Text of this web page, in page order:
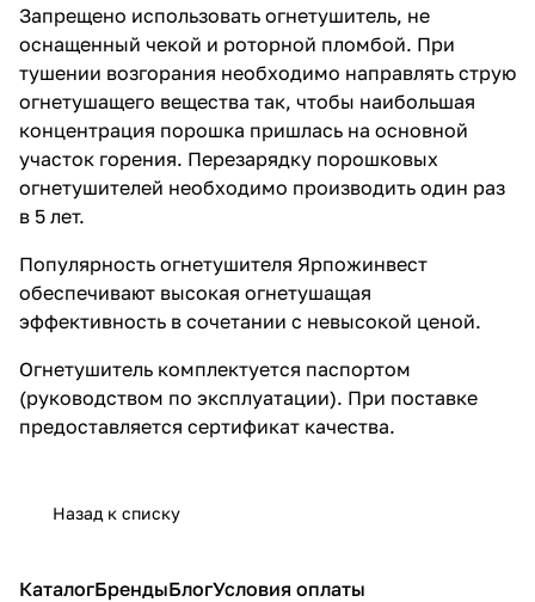
Запрещено использовать огнетушитель, не
оснащенный чекой и роторной пломбой. При
тушении возгорания необходимо направлять струю
огнетушащего вещества так, чтобы наибольшая
концентрация порошка пришлась на основной
участок горения. Перезарядку порошковых
огнетушителей необходимо производить один раз
в 5 лет.
Популярность огнетушителя Ярпожинвест
обеспечивают высокая огнетушащая
эффективность в сочетании с невысокой ценой.
Огнетушитель комплектуется паспортом
(руководством по эксплуатации). При поставке
предоставляется сертификат качества.
Назад к списку
КаталогБрендыБлогУсловия оплаты